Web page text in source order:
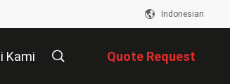
Indonesian
Kami Quote Request